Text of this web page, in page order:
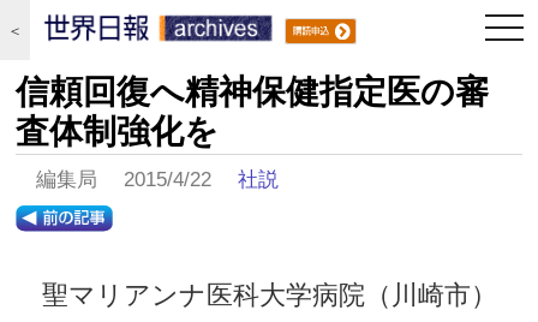
＜
信頼回復へ精神保健指定医の審
査体制強化を
編集局 2015/4/22社説
聖マリアンナ医科大学病院（川崎市）